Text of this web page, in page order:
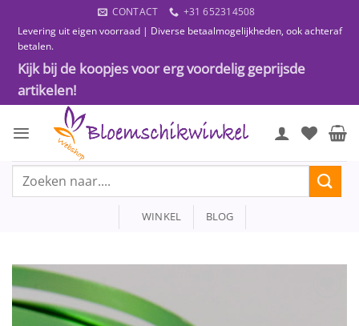
naar
inhoud
CONTACT
+31 652314508
Levering uit eigen voorraad | Diverse betaalmogelijkheden, ook achteraf
betalen.
Kijk bij de koopjes voor erg voordelig geprijsde
artikelen!
Zoeken
WINKEL BLOG